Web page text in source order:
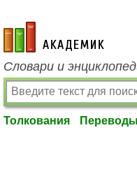
academic.ru
Словари и
Толкования Переводы